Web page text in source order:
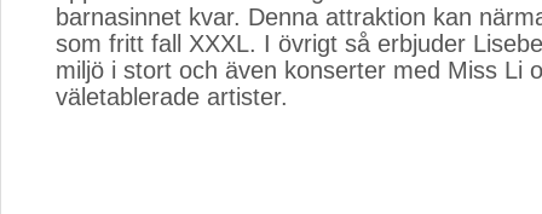
barnasinnet kvar. Denna attraktion kan
som fritt fall XXXL. I övrigt så erbjuder
miljö i stort och även konserter med Miss Li
väletablerade artister.